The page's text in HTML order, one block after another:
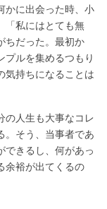
かに出会った時、小
「私にはとても無
ちだった。最初か
プルを集めるつもり
気持ちになることは
の人生も大事なコレ
。そう、当事者であ
できるし、何があっ
余裕が出てくるの